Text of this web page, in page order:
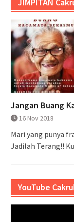
Jangan Buang
16 Nov 2018
Mari yang punya
Jadilah Terang!!
YouTube